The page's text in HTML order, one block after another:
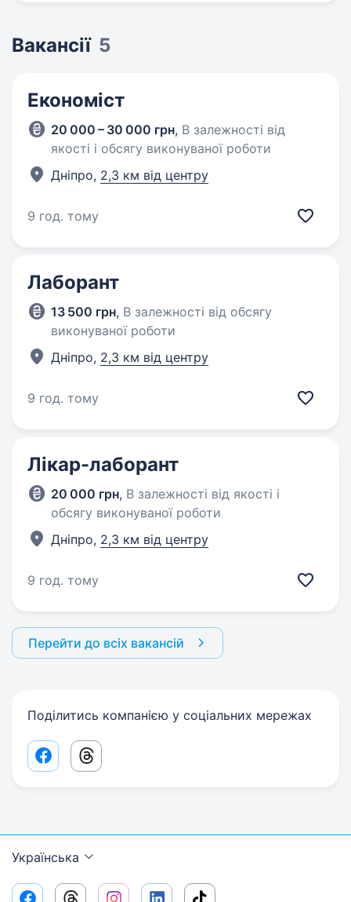
Вакансії 5
Економіст
20 000 – 30 000 грн, В залежності від
якості і обсягу виконуваної роботи
Дніпро, 2,3 км від центру
9 год. тому
Лаборант
13 500 грн, В залежності від обсягу
виконуваної роботи
Дніпро, 2,3 км від центру
9 год. тому
Лікар-лаборант
20 000 грн, В залежності від якості і
обсягу виконуваної роботи
Дніпро, 2,3 км від центру
9 год. тому
Перейти до всіх вакансій
Поділитись компанією у соціальних мережах
Facebook share link
Threads share link
Українська